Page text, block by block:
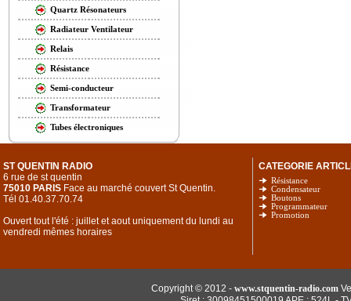
Quartz Résonateurs
Radiateur Ventilateur
Relais
Résistance
Semi-conducteur
Transformateur
Tubes électroniques
ST QUENTIN RADIO
6 rue de st quentin
75010 PARIS Face au marché couvert St Quentin.
Tél 01.40.37.70.74
Ouvert tout l'été : juillet et aout uniquement du lundi au
vendredi mêmes horaires
CATEGORIE
Résistance
Condensateur
Boutons
Programmateur
Promotion
Copyright © 2012 - www.stquentin-radio.com